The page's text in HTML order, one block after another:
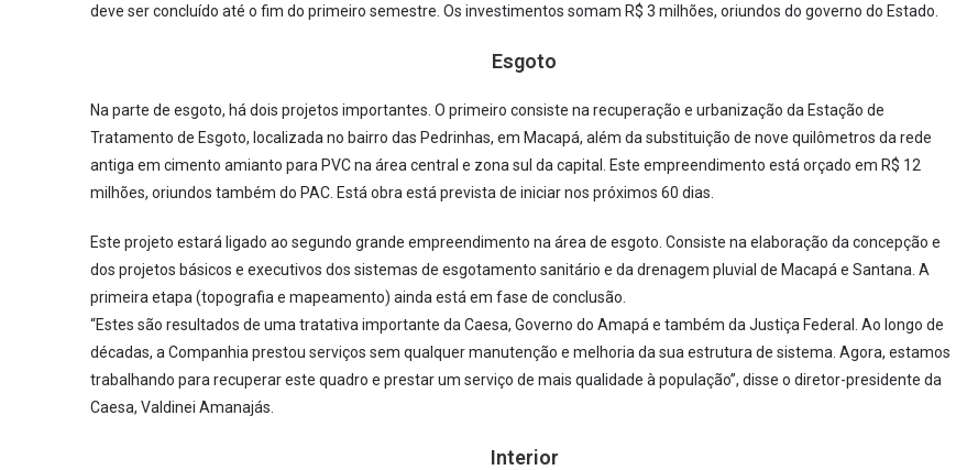
deve ser concluído até o fim do primeiro semestre. Os investimentos somam R$ 3 milhões, oriundos do governo do Estado.
Esgoto
Na parte de esgoto, há dois projetos importantes. O primeiro consiste na recuperação e urbanização da Estação de
Tratamento de Esgoto, localizada no bairro das Pedrinhas, em Macapá, além da substituição de nove quilômetros da rede
antiga em cimento amianto para PVC na área central e zona sul da capital. Este empreendimento está orçado em R$ 12
milhões, oriundos também do PAC. Está obra está prevista de iniciar nos próximos 60 dias.
Este projeto estará ligado ao segundo grande empreendimento na área de esgoto. Consiste na elaboração da concepção e
dos projetos básicos e executivos dos sistemas de esgotamento sanitário e da drenagem pluvial de Macapá e Santana. A
primeira etapa (topografia e mapeamento) ainda está em fase de conclusão.
“Estes são resultados de uma tratativa importante da Caesa, Governo do Amapá e também da Justiça Federal. Ao longo de
décadas, a Companhia prestou serviços sem qualquer manutenção e melhoria da sua estrutura de sistema. Agora, estamos
trabalhando para recuperar este quadro e prestar um serviço de mais qualidade à população”, disse o diretor-presidente da
Caesa, Valdinei Amanajás.
Interior